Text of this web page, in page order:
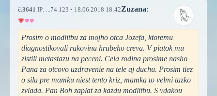
č.3641 IP: ...74.123 • 18.06.2018 18:42Zuzana:
Prosim o modlitbu za mojho otca Jozefa, ktoremu
diagnostikovali rakovinu hrubeho creva. V piatok mu
zistili metastazu na peceni. Cela rodina prosime nasho
Pana za otcovo uzdravenie na tele aj duchu. Prosim tiez
o silu pre mamku niest tento kriz, mamka to velmi tazko
zvlada. Pan Boh zaplat za kazdu modlitbu. S vdakou